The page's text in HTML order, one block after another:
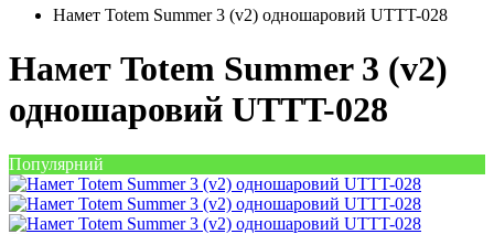
Намет Totem Summer 3 (v2) одношаровий UTTT-028
Намет Totem Summer 3 (v2)
одношаровий UTTT-028
Популярний